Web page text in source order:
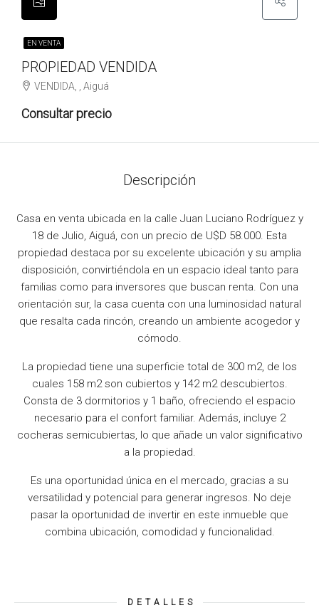
EN VENTA
PROPIEDAD VENDIDA
VENDIDA, , Aiguá
Consultar precio
Descripción
Casa en venta ubicada en la calle Juan Luciano Rodríguez y
18 de Julio, Aiguá, con un precio de U$D 58.000. Esta
propiedad destaca por su excelente ubicación y su amplia
disposición, convirtiéndola en un espacio ideal tanto para
familias como para inversores que buscan renta. Con una
orientación sur, la casa cuenta con una luminosidad natural
que resalta cada rincón, creando un ambiente acogedor y
cómodo.
La propiedad tiene una superficie total de 300 m2, de los
cuales 158 m2 son cubiertos y 142 m2 descubiertos.
Consta de 3 dormitorios y 1 baño, ofreciendo el espacio
necesario para el confort familiar. Además, incluye 2
cocheras semicubiertas, lo que añade un valor significativo
a la propiedad.
Es una oportunidad única en el mercado, gracias a su
versatilidad y potencial para generar ingresos. No deje
pasar la oportunidad de invertir en este inmueble que
combina ubicación, comodidad y funcionalidad.
DETALLES